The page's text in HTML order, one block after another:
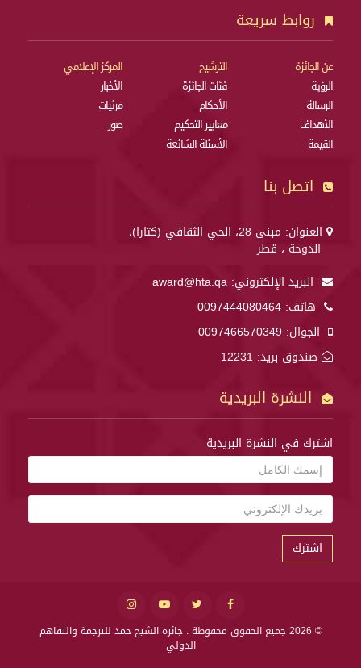
روابط سريعة
عن الجائزة
الرؤية
الرسالة
الأهداف
القيمة
الترشيح
فئات الجائزة
الأحكام
معايير التحكيم
الأسئلة الشائعة
المركز الإعلامي
الأخبار
مرئيات
صور
اتصل بنا
العنوان: مبنى 28، الحي الثقافي (كتارا)،
الدوحة ، قطر
البريد الإلكتروني: award@hta.qa
هاتف: 0097444080464
الجوال: 0097466570349
صندوق بريد: 12231
النشرة البريدية
اشترك في النشرة البريدية
اشترك
© 2026 جميع الحقوق محفوظة .
جائزة الشيخ حمد للترجمة والتفاهم
الدولي